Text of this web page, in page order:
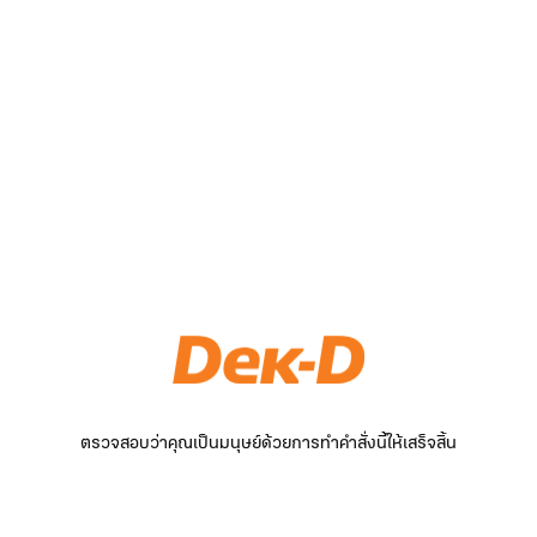
ตรวจสอบว่าคุณเป็นมนุษย์ด้วยการทำคำสั่งนี้ให้เสร็จสิ้น